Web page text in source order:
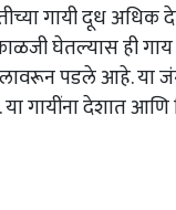
गायी दूध अधिक
काळजी घेतल्यास ही
पडले आहे. या
या गायींना देशात